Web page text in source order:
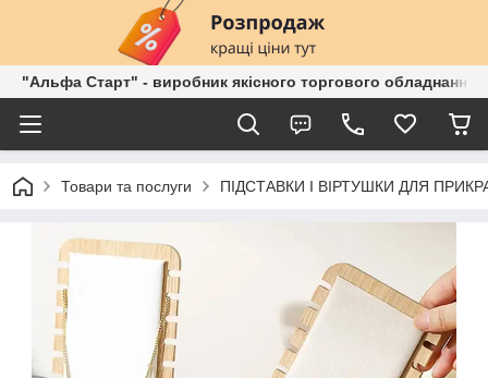
"Альфа Старт" - виробник якісного торгового обладнання
Товари та послуги ПІДСТАВКИ І ВІРТУШКИ ДЛЯ